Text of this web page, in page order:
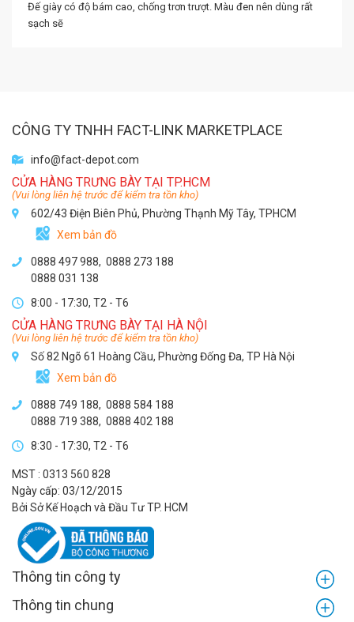
Đế giày có độ bám cao, chống trơn trượt. Màu đen nên dùng rất
sạch sẽ
CÔNG TY TNHH FACT-LINK MARKETPLACE
info@fact-depot.com
CỬA HÀNG TRƯNG BÀY TẠI TP.HCM
(Vui lòng liên hệ trước để kiểm tra tồn kho)
602/43 Điện Biên Phủ, Phường Thạnh Mỹ Tây, TPHCM
Xem bản đồ
0888 497 988, 0888 273 188
0888 031 138
8:00 - 17:30, T2 - T6
CỬA HÀNG TRƯNG BÀY TẠI HÀ NỘI
(Vui lòng liên hệ trước để kiểm tra tồn kho)
Số 82 Ngõ 61 Hoàng Cầu, Phường Đống Đa, TP Hà Nội
Xem bản đồ
0888 749 188, 0888 584 188
0888 719 388, 0888 402 188
8:30 - 17:30, T2 - T6
MST : 0313 560 828
Ngày cấp: 03/12/2015
Bởi Sở Kế Hoạch và Đầu Tư TP. HCM
Thông tin công ty
Thông tin chung